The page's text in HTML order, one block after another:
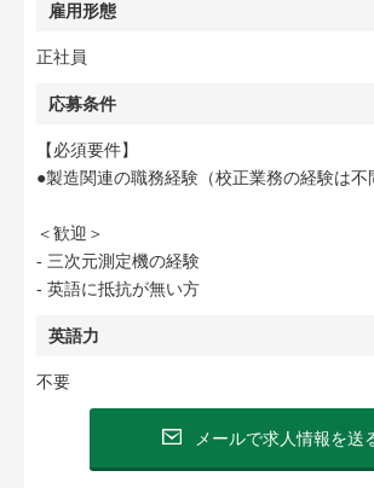
雇用形態
正社員
応募条件
【必須要件】
●製造関連の職務経験（校正業務の経験は不
＜歓迎＞
- 三次元測定機の経験
- 英語に抵抗が無い方
英語力
不要
メールで求人情報を送